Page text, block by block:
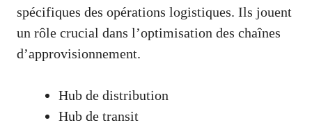
spécifiques des opérations logistiques. Ils jouent
un rôle crucial dans l’optimisation des chaînes
d’approvisionnement.
Hub de distribution
Hub de transit